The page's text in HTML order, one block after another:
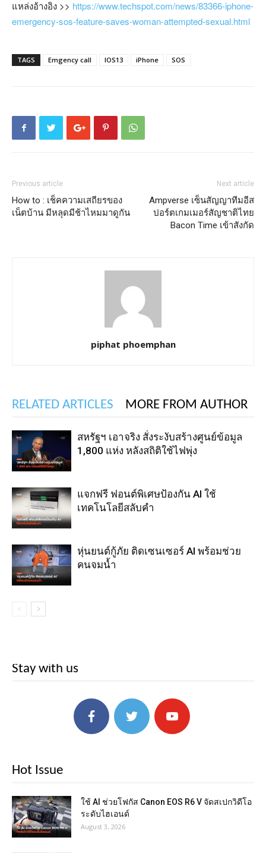
แหล่งอ้างอิง >> https://www.techspot.com/news/83366-iphone-
emergency-sos-feature-saves-woman-attempted-sexual.html
TAGS Emgency call IOS13 iPhone SOS
Previous article
How to : เช็คความเสถียรของ
เน็ตบ้าน มีหลุดมีช้าไหมมาดูกัน
Next article
Ampverse เซ็นสัญญาทีมอีส
ปอร์ตเกมเมอร์สัญชาติไทย
Bacon Time เข้าสังกัด
piphat phoemphan
RELATED ARTICLES MORE FROM AUTHOR
สหรัฐฯ เอาจริง สั่งระงับสร้างศูนย์ข้อมูล
1,800 แห่ง หลังสถิติใช้ไฟพุ่ง
แจกฟรี ฟอนต์พิเศษป้องกัน AI ใช้
เทคโนโลยีสลับคำ
หุ่นยนต์กู้ภัย ติดเซนเซอร์ AI พร้อมช่วย
คนจมน้ำ
Stay with us
Hot Issue
ใช้ AI ช่วยโฟกัส Canon EOS R6 V จัดสเปกวิดีโอ
ระดับไฮเอนด์
August 3, 2026